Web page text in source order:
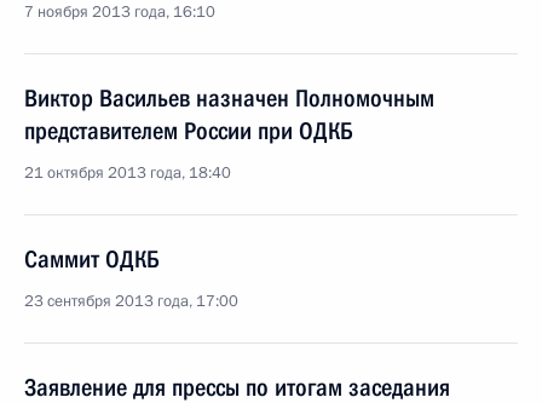
7 ноября 2013 года, 16:10
Виктор Васильев назначен Полномочным
представителем России при ОДКБ
21 октября 2013 года, 18:40
Саммит ОДКБ
23 сентября 2013 года, 17:00
Заявление для прессы по итогам заседания